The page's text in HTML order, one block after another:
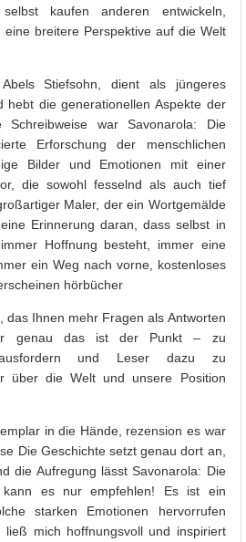
kaufen anderen entwickeln,
eine breitere Perspektive auf die Welt
Stiefsohn, dient als jüngeres
hebt die generationellen Aspekte der
Schreibweise war Savonarola: Die
Erforschung der menschlichen
Bilder und Emotionen mit einer
die sowohl fesselnd als auch tief
Maler, der ein Wortgemälde
Erinnerung daran, dass selbst in
Hoffnung besteht, immer eine
ein Weg nach vorne, kostenloses
hörbücher
das Ihnen mehr Fragen als Antworten
genau das ist der Punkt – zu
und Leser dazu zu
über die Welt und unsere Position
in die Hände, rezension es war
Die Geschichte setzt genau dort an,
die Aufregung lässt Savonarola: Die
kann es nur empfehlen! Es ist ein
starken Emotionen hervorrufen
ließ mich hoffnungsvoll und inspiriert